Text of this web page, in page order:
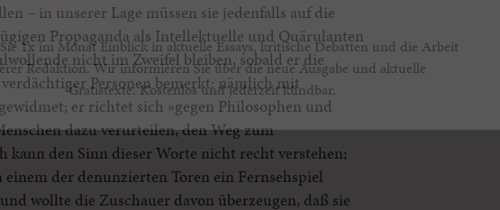
– in unserer Lage müssen sie jedenfalls auf die
Propaganda als Intellektuelle und Quärulanten
nicht im Zweifel bleiben, sobald er die
Personen bemerkt: nämlich mit
er richtet sich »gegen Philosophen und
dazu verurteilen, den Weg zum
kann den Sinn dieser Worte nicht recht verstehen;
der denunzierten Toren ein Fernsehspiel
wollte die Zuschauer davon überzeugen, daß sie
1x im Monat Einblick in aktuelle Essays, kritische Debatten und die Arbeit
Redaktion. Wir informieren Sie über die neue Ausgabe und aktuelle
Gratistexte. Kostenlos und jederzeit kündbar.